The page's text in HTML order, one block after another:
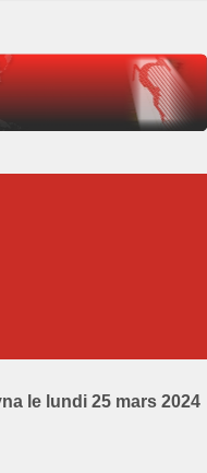
le lundi 25 mars 2024